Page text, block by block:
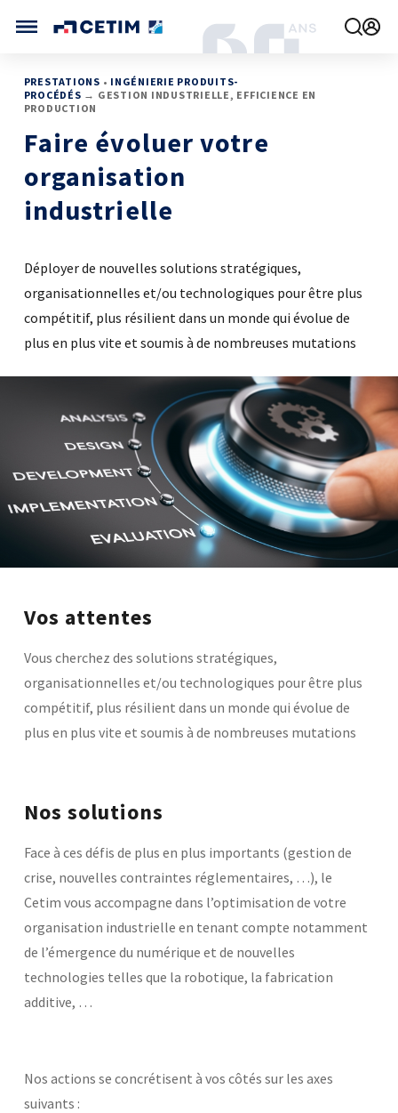
CETIM FRANCE
FRANCE (ACTUEL)
INTERNATIONAL
CETIM MATCOR (ASIE)
CETIM ALLEMAGNE
AGENDA
ACTUALITÉS
CETIM INFOS
VIDÉOS
IMPLANTATIONS
MÉCATHÈQUE, LA BASE DE CONNAISSANCES
Base documentaire
TOUTES NOS SOLUTIONS ET PRESTATIONS
Essais – contrôles – mesures
Ingénierie produits / procédés
Conseil et Expertises
NOS FORMATIONS CETIM ACADEMY®
Briques technologiques
Chaînes de valeur
Parcours de spécialisation
A l'international
NOS LOGICIELS
Logiciels de calcul
Aide au chiffrage
Bases de données
APPUI À L’INDUSTRIE
Laboratoires communs
Fondation Cetim
Publications scientifiques
Librairie
AGRÉMENTS ET RECONNAISSANCES QSE
Certifications qualité
Cofrac Essai
MASE
Agréments internationaux
Agrément ministériel
Certifications Cofrend
QUI SOMMES-NOUS ?
Le Cetim en bref
Nos valeurs
Gouvernance
Charte développement durable
Information pratiques
PRESTATIONS • INGÉNIERIE PRODUITS-
PROCÉDÉS → GESTION INDUSTRIELLE, EFFICIENCE EN
PRODUCTION
Faire évoluer votre
organisation
industrielle
Déployer de nouvelles solutions stratégiques,
organisationnelles et/ou technologiques pour être plus
compétitif, plus résilient dans un monde qui évolue de
plus en plus vite et soumis à de nombreuses mutations
Vos attentes
Vous cherchez des solutions stratégiques,
organisationnelles et/ou technologiques pour être plus
compétitif, plus résilient dans un monde qui évolue de
plus en plus vite et soumis à de nombreuses mutations
Nos solutions
Face à ces défis de plus en plus importants (gestion de
crise, nouvelles contraintes réglementaires, …), le
Cetim vous accompagne dans l’optimisation de votre
organisation industrielle en tenant compte notamment
de l’émergence du numérique et de nouvelles
technologies telles que la robotique, la fabrication
additive, …
Nos actions se concrétisent à vos côtés sur les axes
suivants :